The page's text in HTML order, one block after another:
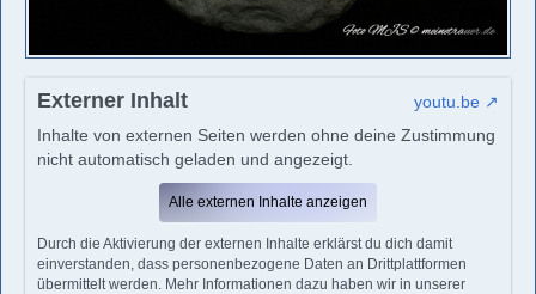
Externer Inhalt
youtu.be
Inhalte von externen Seiten werden ohne deine Zustimmung
nicht automatisch geladen und angezeigt.
Alle externen Inhalte anzeigen
Durch die Aktivierung der externen Inhalte erklärst du dich damit
einverstanden, dass personenbezogene Daten an Drittplattformen
übermittelt werden. Mehr Informationen dazu haben wir in unserer